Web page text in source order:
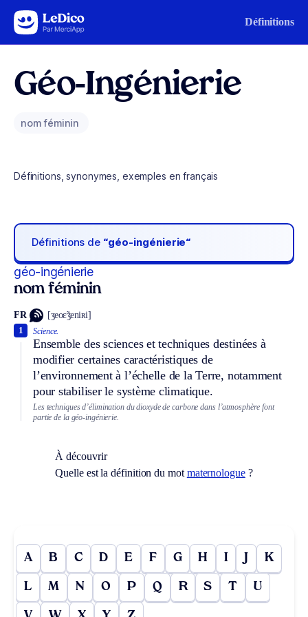
Aller au contenu Définitions
Géo-Ingénierie
nom féminin
Définitions, synonymes, exemples en français
Définitions de “géo-ingénierie“
géo-ingénierie
nom féminin
FR [ʒeoɛ̃ʒeniʀi]
Science.
Ensemble des sciences et techniques destinées à
modifier certaines caractéristiques de
l’environnement à l’échelle de la Terre, notamment
pour stabiliser le système climatique.
1
Les techniques d’élimination du dioxyde de carbone dans l’atmosphère font
partie de la géo-ingénierie.
À découvrir
Quelle est la définition du mot maternologue?
A B C D E F G H I J K
L M N O P Q R S T U